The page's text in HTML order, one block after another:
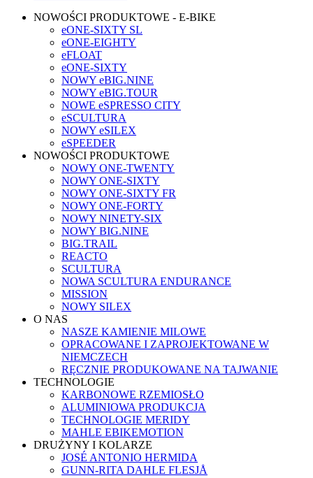
NOWOŚCI PRODUKTOWE - E-BIKE
eONE-SIXTY SL
eONE-EIGHTY
eFLOAT
eONE-SIXTY
NOWY eBIG.NINE
NOWY eBIG.TOUR
NOWE eSPRESSO CITY
eSCULTURA
NOWY eSILEX
eSPEEDER
NOWOŚCI PRODUKTOWE
NOWY ONE-TWENTY
NOWY ONE-SIXTY
NOWY ONE-SIXTY FR
NOWY ONE-FORTY
NOWY NINETY-SIX
NOWY BIG.NINE
BIG.TRAIL
REACTO
SCULTURA
NOWA SCULTURA ENDURANCE
MISSION
NOWY SILEX
O NAS
NASZE KAMIENIE MILOWE
OPRACOWANE I ZAPROJEKTOWANE W
NIEMCZECH
RĘCZNIE PRODUKOWANE NA TAJWANIE
TECHNOLOGIE
KARBONOWE RZEMIOSŁO
ALUMINIOWA PRODUKCJA
TECHNOLOGIE MERIDY
MAHLE EBIKEMOTION
DRUŻYNY I KOLARZE
JOSÉ ANTONIO HERMIDA
GUNN-RITA DAHLE FLESJÅ